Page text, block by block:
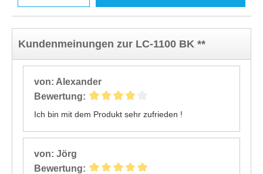
Kundenmeinungen zur LC-1100 BK **
von: Alexander
Bewertung:
Ich bin mit dem Produkt sehr zufrieden !
von: Jörg
Bewertung: